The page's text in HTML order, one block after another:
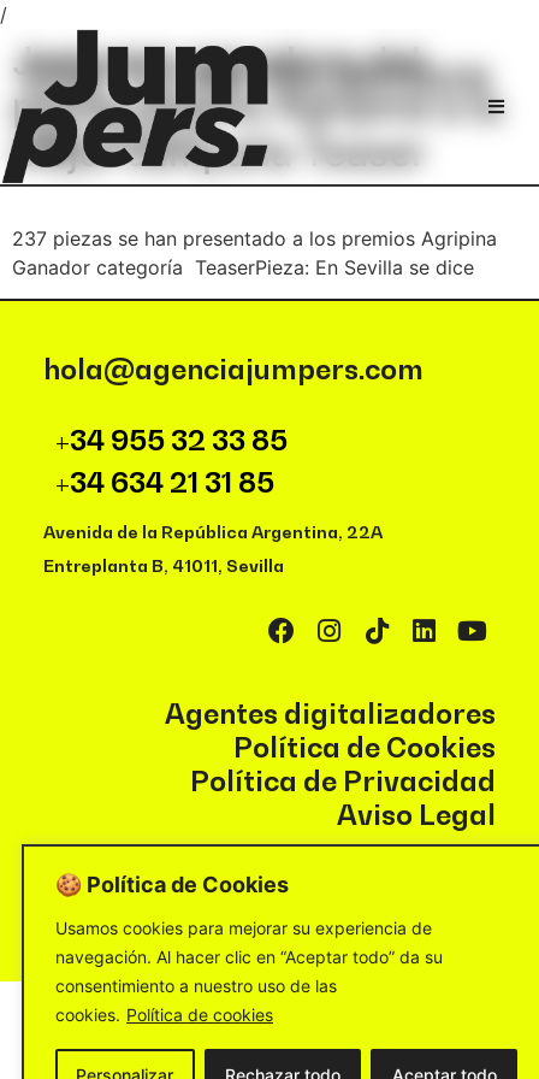
🍪 Política de Cookies
Usamos cookies para mejorar su experiencia de
navegación. Al hacer clic en “Aceptar todo” da su
consentimiento a nuestro uso de las
cookies. Política de cookies
Personalizar Rechazar todo Aceptar todo
/
Día: 15 de diciembre
de 2017
Jumpers ganadora del
primer Premio Agripina a la
mejor campaña Teaser
237 piezas se han presentado a los premios Agripina
Ganador categoría TeaserPieza: En Sevilla se dice
hola@agenciajumpers.com
+34 955 32 33 85
+34 634 21 31 85
Avenida de la República Argentina, 22A
Entreplanta B, 41011, Sevilla
Agentes digitalizadores
Política de Cookies
Política de Privacidad
Aviso Legal